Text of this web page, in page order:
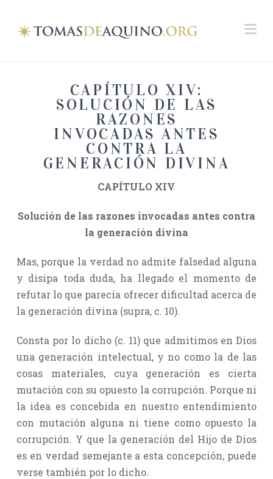
CAPÍTULO XIV:
SOLUCIÓN DE LAS
RAZONES
INVOCADAS ANTES
CONTRA LA
GENERACIÓN DIVINA
CAPÍTULO XIV
Solución de las razones invocadas antes contra
la generación divina
Mas, porque la verdad no admite falsedad alguna
y disipa toda duda, ha llegado el momento de
refutar lo que parecía ofrecer dificultad acerca de
la generación divina (supra, c. 10).
Consta por lo dicho (c. 11) que admitimos en Dios
una generación intelectual, y no como la de las
cosas materiales, cuya generación es cierta
mutación con su opuesto la corrupción. Porque ni
la idea es concebida en nuestro entendimiento
con mutación alguna ni tiene como opuesto la
corrupción. Y que la generación del Hijo de Dios
es en verdad semejante a esta concepción, puede
verse también por lo dicho.